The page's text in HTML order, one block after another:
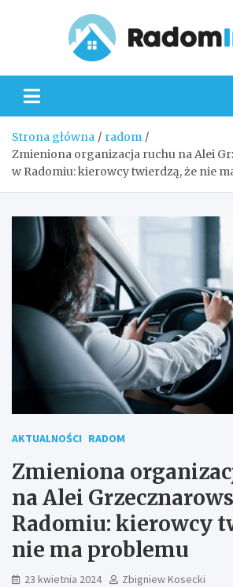
Strona główna
radom
Zmieniona organizacja ruchu na Alei
w Radomiu: kierowcy twierdzą, że nie
AKTUALNOŚCI RADOM
Zmieniona
na Alei
Radomiu: kierowcy
nie ma problemu
23 kwietnia 2024 Zbigniew Kosecki